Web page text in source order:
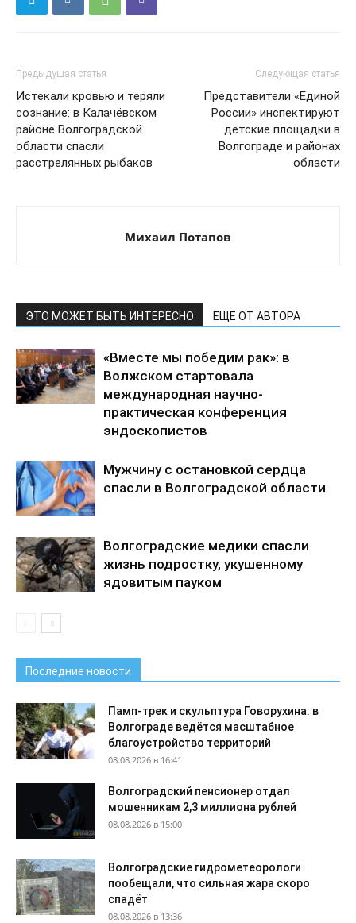
Предыдущая статья
Истекали кровью и теряли
сознание: в Калачёвском
районе Волгоградской
области спасли
расстрелянных рыбаков
Следующая статья
Представители «Единой
России» инспектируют
детские площадки в
Волгограде и районах
области
Михаил Потапов
ЭТО МОЖЕТ БЫТЬ ИНТЕРЕСНО ЕЩЕ ОТ АВТОРА
«Вместе мы победим рак»: в
Волжском стартовала
международная научно-
практическая конференция
эндоскопистов
Мужчину с остановкой сердца
спасли в Волгоградской области
Волгоградские медики спасли
жизнь подростку, укушенному
ядовитым пауком
Последние новости
Памп-трек и скульптура Говорухина: в
Волгограде ведётся масштабное
благоустройство территорий
08.08.2026 в 16:41
Волгоградский пенсионер отдал
мошенникам 2,3 миллиона рублей
08.08.2026 в 15:00
Волгоградские гидрометеорологи
пообещали, что сильная жара скоро
спадёт
08.08.2026 в 13:36